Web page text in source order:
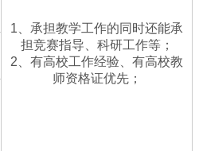
1、承担教学工作的同时还能承
担竞赛指导、科研工作等；
2、有高校工作经验、有高校教
师资格证优先；